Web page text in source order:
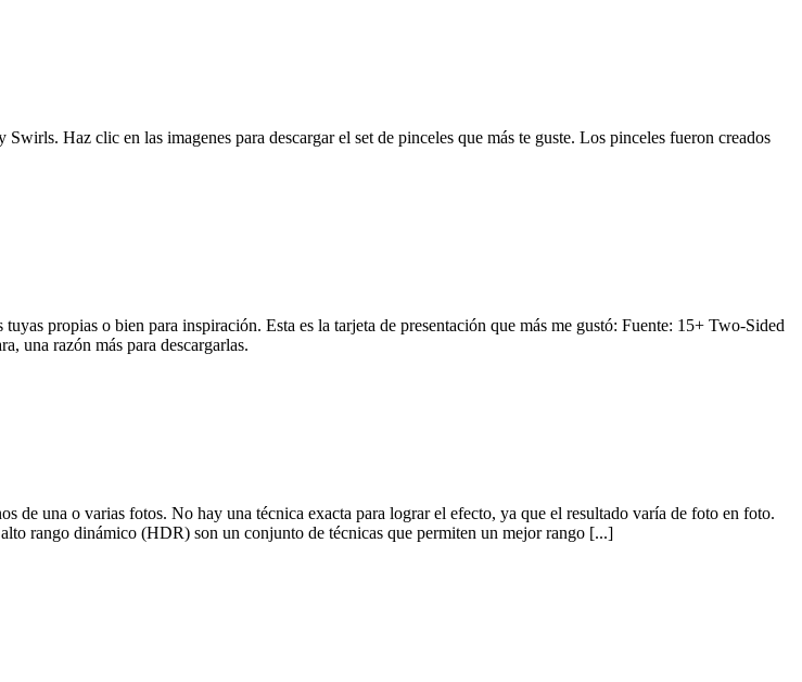
Haz clic en las imagenes para descargar el set de pinceles que más te guste. Los pinceles fueron creados
propias o bien para inspiración. Esta es la tarjeta de presentación que más me gustó: Fuente: 15+ Two-Sided
una razón más para descargarlas.
una o varias fotos. No hay una técnica exacta para lograr el efecto, ya que el resultado varía de foto en foto.
rango dinámico (HDR) son un conjunto de técnicas que permiten un mejor rango [...]